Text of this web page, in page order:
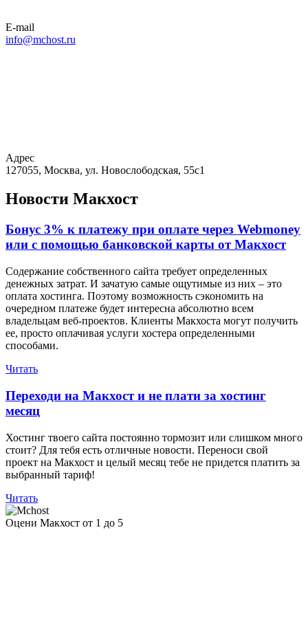
E-mail
info@mchost.ru
Адрес
127055, Москва, ул. Новослободская, 55с1
Новости Макхост
Бонус 3% к платежу при оплате через Webmoney
или с помощью банковской карты от Макхост
Содержание собственного сайта требует определенных
денежных затрат. И зачатую самые ощутимые из них – это
оплата хостинга. Поэтому возможность сэкономить на
очередном платеже будет интересна абсолютно всем
владельцам веб-проектов. Клиенты Макхоста могут получить
ее, просто оплачивая услуги хостера определенными
способами.
Читать
Переходи на Макхост и не плати за хостинг
месяц
Хостинг твоего сайта постоянно тормозит или слишком много
стоит? Для тебя есть отличные новости. Переноси свой
проект на Макхост и целый месяц тебе не придется платить за
выбранный тариф!
Читать
Оцени Макхост от 1 до 5